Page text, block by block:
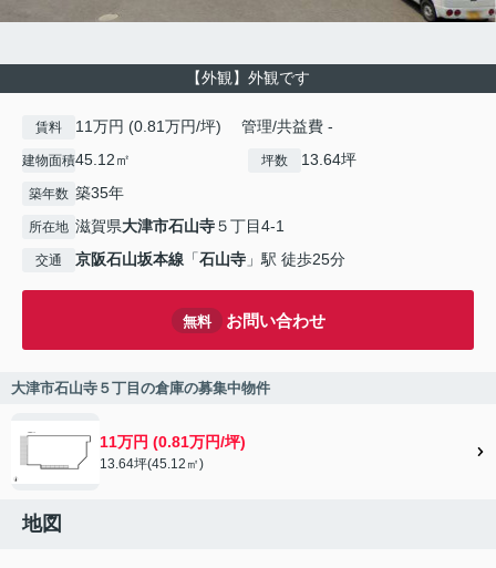
【外観】外観です
賃料 11万円 (0.81万円/坪) 管理/共益費 -
建物面積45.12㎡ 坪数 13.64坪
築年数 築35年
所在地 滋賀県大津市石山寺５丁目4-1
交通 京阪石山坂本線 「石山寺 」駅 徒歩25分
無料 お問い合わせ
大津市石山寺５丁目の倉庫の募集中物件
11万円 (0.81万円/坪)
13.64坪(45.12㎡)
地図